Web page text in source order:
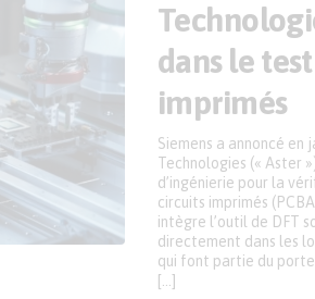
dans le
imprimés
Siemens a annoncé en
Technologies (« Aster
d’ingénierie pour la
circuits imprimés
intègre l’outil de DFT
directement dans les
qui font partie du
[…]